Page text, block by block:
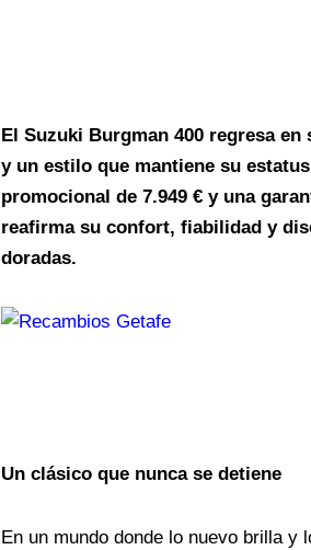
El Suzuki Burgman 400 regresa
y un estilo que mantiene su
promocional de 7.949 € y una
reafirma su confort, fiabilidad y
doradas.
Un clásico que nunca se detiene
En un mundo donde lo nuevo brilla